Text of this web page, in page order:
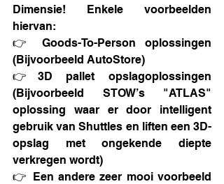
Dimensie! Enkele voorbeelden
hiervan:
👉 Goods-To-Person oplossingen
(Bijvoorbeeld AutoStore)
👉3D pallet opslagoplossingen
(Bijvoorbeeld STOW’s "ATLAS"
oplossing waar er door intelligent
gebruik van Shuttles en liften een 3D-
opslag met ongekende diepte
verkregen wordt)
👉 Een andere zeer mooi voorbeeld